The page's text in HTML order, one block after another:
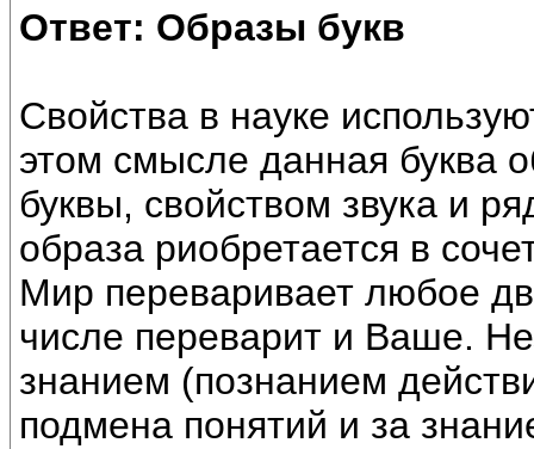
Ответ: Образы букв
Свойства в науке
этом смысле данная буква
буквы, свойством звука и
образа риобретается в
Мир переваривает любое
числе переварит и Ваше.
знанием (познанием
подмена понятий и за